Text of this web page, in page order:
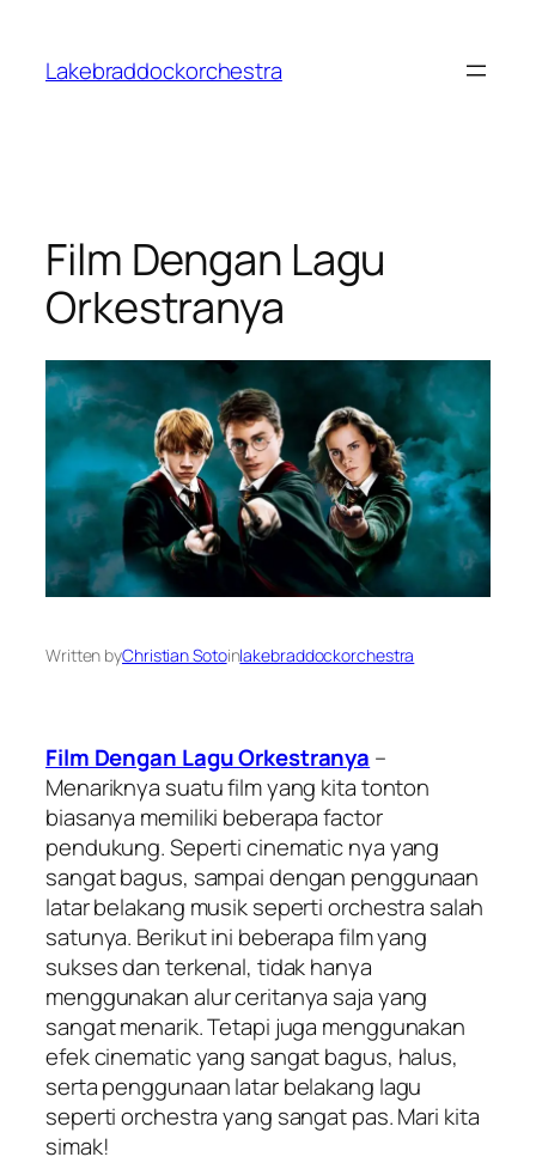
content
Lakebraddockorchestra
Film Dengan Lagu
Orkestranya
Written byChristian Sotoinlakebraddockorchestra
Film Dengan Lagu Orkestranya –
Menariknya suatu film yang kita tonton
biasanya memiliki beberapa factor
pendukung. Seperti cinematic nya yang
sangat bagus, sampai dengan penggunaan
latar belakang musik seperti orchestra salah
satunya. Berikut ini beberapa film yang
sukses dan terkenal, tidak hanya
menggunakan alur ceritanya saja yang
sangat menarik. Tetapi juga menggunakan
efek cinematic yang sangat bagus, halus,
serta penggunaan latar belakang lagu
seperti orchestra yang sangat pas. Mari kita
simak!